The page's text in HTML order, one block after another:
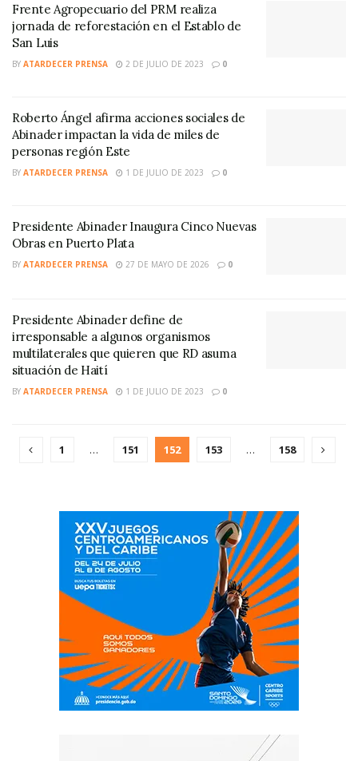
Frente Agropecuario del PRM realiza
jornada de reforestación en el Establo de
San Luis
BY ATARDECER PRENSA 2 DE JULIO DE 2023 0
Roberto Ángel afirma acciones sociales de
Abinader impactan la vida de miles de
personas región Este
BY ATARDECER PRENSA 1 DE JULIO DE 2023 0
Presidente Abinader Inaugura Cinco Nuevas
Obras en Puerto Plata
BY ATARDECER PRENSA 27 DE MAYO DE 2026 0
Presidente Abinader define de
irresponsable a algunos organismos
multilaterales que quieren que RD asuma
situación de Haití
BY ATARDECER PRENSA 1 DE JULIO DE 2023 0
1 … 151 152 153 … 158